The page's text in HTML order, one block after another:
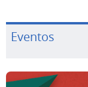
Eventos